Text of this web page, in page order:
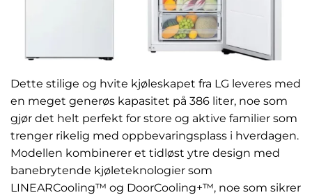
Dette stilige og hvite kjøleskapet fra LG leveres med
en meget generøs kapasitet på 386 liter, noe som
gjør det helt perfekt for store og aktive familier som
trenger rikelig med oppbevaringsplass i hverdagen.
Modellen kombinerer et tidløst ytre design med
banebrytende kjøleteknologier som
LINEARCooling™ og DoorCooling+™, noe som sikrer